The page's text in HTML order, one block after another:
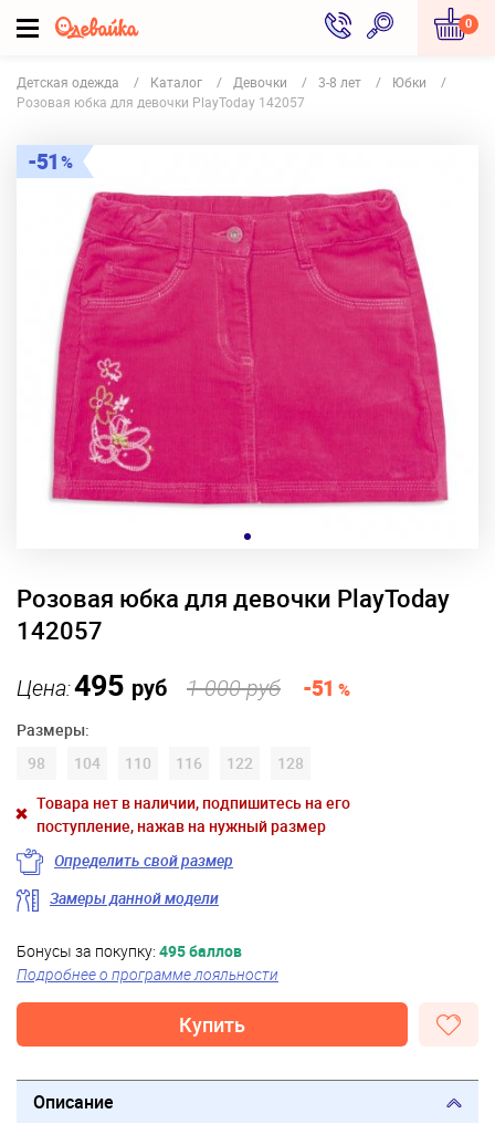
0
Детская одежда Каталог Девочки 3-8 лет
Юбки
Розовая юбка для девочки PlayToday 142057
51
Розовая юбка для девочки PlayToday
142057
Цена:495 руб 1 000 руб -51 %
Размеры:
98
104 110 116 122
128
Товара нет в наличии, подпишитесь на его
поступление, нажав на нужный размер
Определить свой размер
Замеры данной модели
Бонусы за покупку: 495 баллов
Подробнее о программе лояльности
Купить
Описание